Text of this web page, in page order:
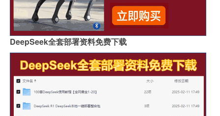
DeepSeek全套部署资料免费下载